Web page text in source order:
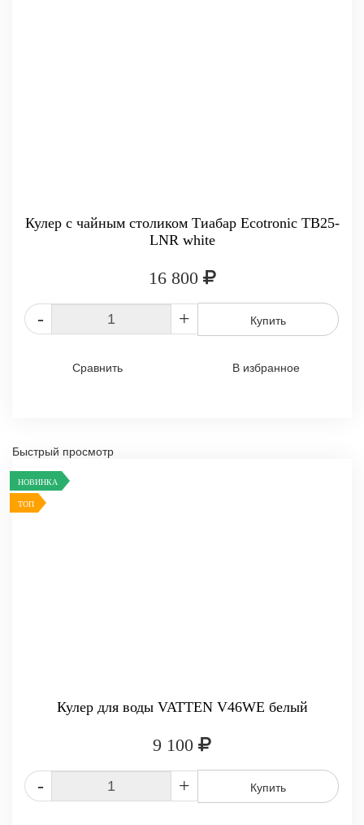
Кулер с чайным столиком Тиабар Ecotronic TB25-
LNR white
16 800
- + Купить
Сравнить В избранное
Быстрый просмотр
НОВИНКА
ТОП
Кулер для воды VATTEN V46WE белый
9 100
- + Купить